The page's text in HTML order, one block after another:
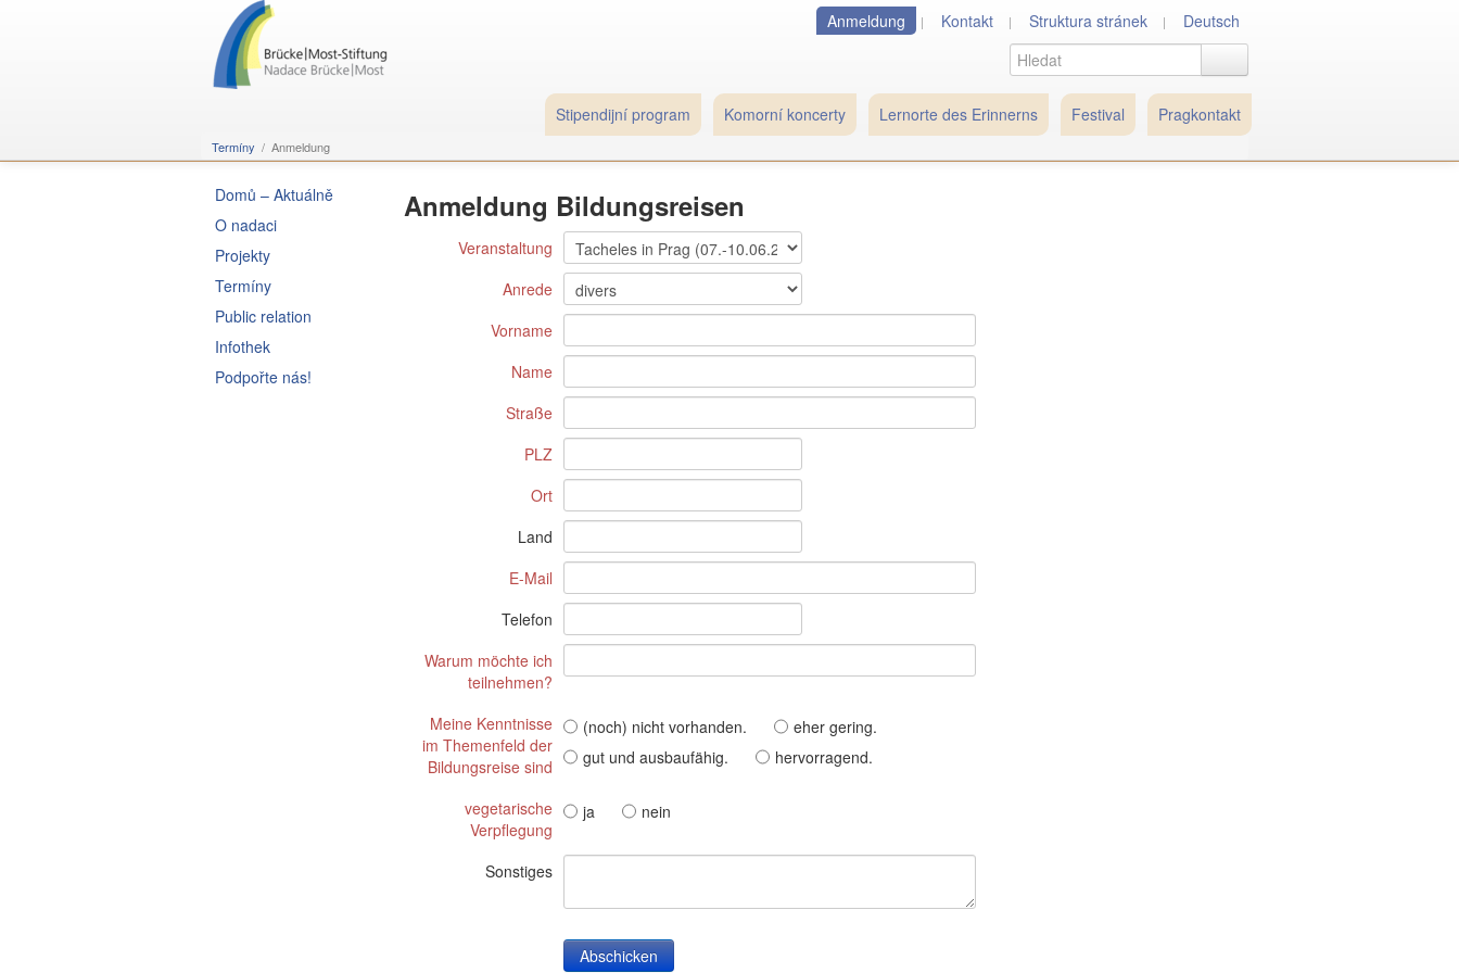
Anmeldung Kontakt Struktura stránek Deutsch
Stipendijní program Komorní koncerty Lernorte des Erinnerns Festival Pragkontakt
Termíny Anmeldung
Domů – Aktuálně
O nadaci
Projekty
Termíny
Public relation
Infothek
Podpořte nás!
Anmeldung Bildungsreisen
Veranstaltung
Anrede
Vorname
Name
Straße
PLZ
Ort
Land
E-Mail
Telefon
Warum möchte ich
teilnehmen?
Meine Kenntnisse
im Themenfeld der
Bildungsreise sind
(noch) nicht vorhanden.
eher gering.
gut und ausbaufähig.
hervorragend.
vegetarische
Verpflegung
ja nein
Sonstiges